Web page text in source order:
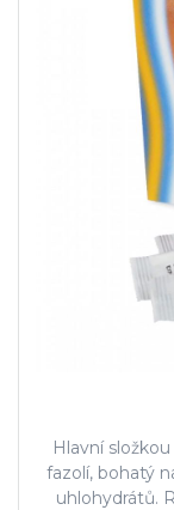
Hlavní
fazolí, bohatý
uhlohydrátů.